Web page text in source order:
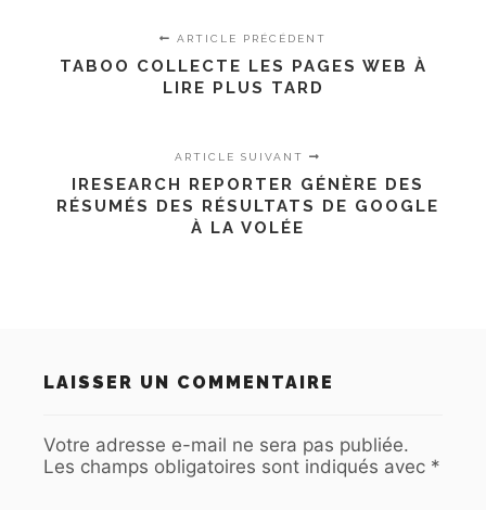
ARTICLE PRÉCÉDENT
TABOO COLLECTE LES PAGES WEB À
LIRE PLUS TARD
ARTICLE SUIVANT
IRESEARCH REPORTER GÉNÈRE DES
RÉSUMÉS DES RÉSULTATS DE GOOGLE
À LA VOLÉE
LAISSER UN COMMENTAIRE
Votre adresse e-mail ne sera pas publiée.
Les champs obligatoires sont indiqués avec *